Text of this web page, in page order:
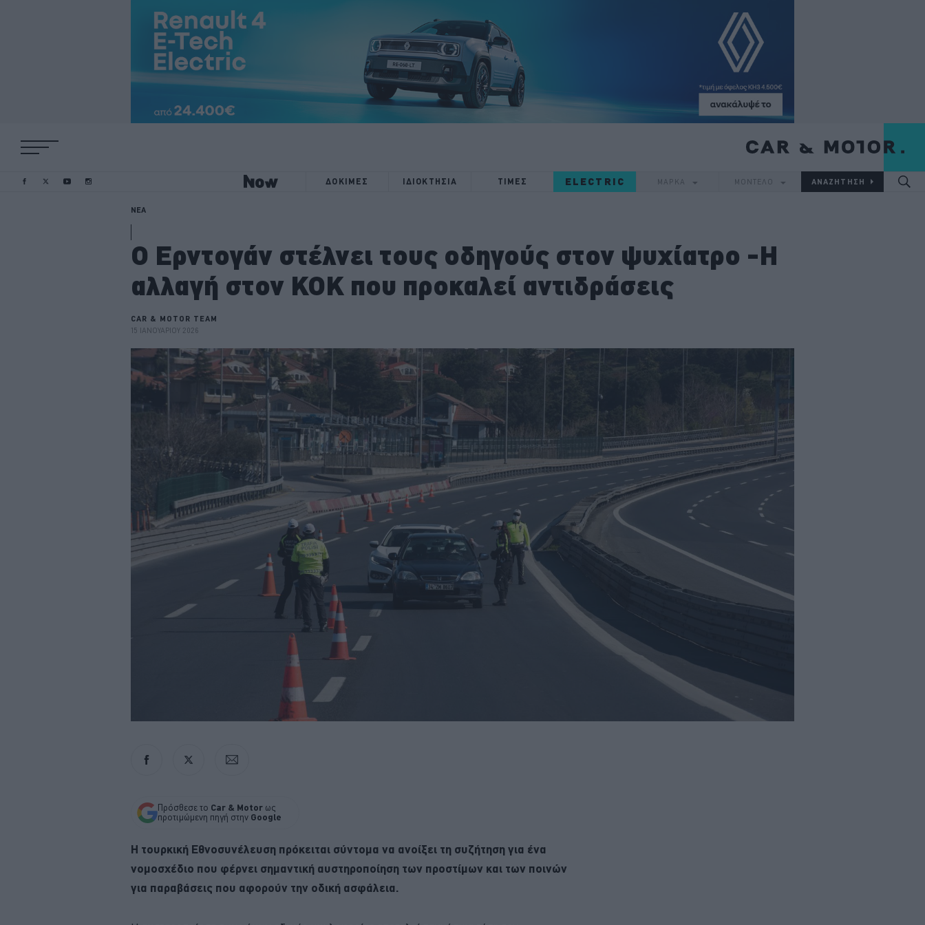
ΔΟΚΙΜΕΣ ΙΔΙΟΚΤΗΣΙΑ ΤΙΜΕΣ ELECTRIC ΜΑΡΚΑ ΜΟΝΤΕΛΟ
ΝΕΑ
Ο Ερντογάν στέλνει τους οδηγούς στον ψυχίατρο -Η
αλλαγή στον ΚΟΚ που προκαλεί αντιδράσεις
CAR & MOTOR TEAM
15 ΙΑΝΟΥΑΡΙΟΥ 2026
Πρόσθεσε το Car & Motor ως
προτιμώμενη πηγή στην Google
Η τουρκική Εθνοσυνέλευση πρόκειται σύντομα να ανοίξει τη συζήτηση για ένα
νομοσχέδιο που φέρνει σημαντική αυστηροποίηση των προστίμων και των ποινών
για παραβάσεις που αφορούν την οδική ασφάλεια.